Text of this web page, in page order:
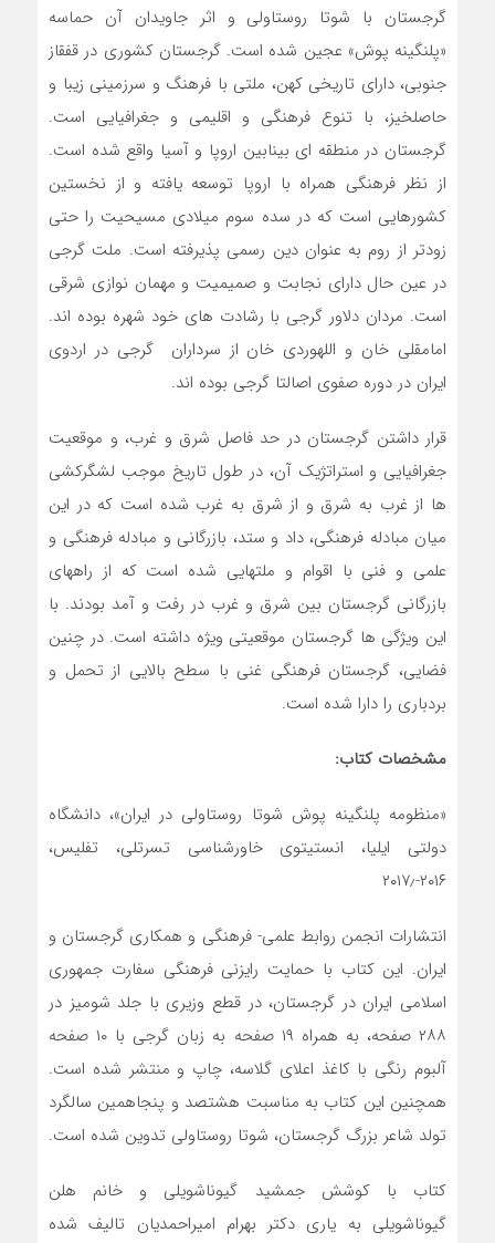
گرجستان با شوتا روستاولی و اثر جاویدان آن حماسه
«پلنگینه پوش» عجین شده است. گرجستان کشوری در قفقاز
جنوبی، دارای تاریخی کهن، ملتی با فرهنگ و سرزمینی زیبا و
حاصلخیز، با تنوع فرهنگی و اقلیمی و جغرافیایی است.
گرجستان در منطقه ای بینابین اروپا و آسیا واقع شده است.
از نظر فرهنگی همراه با اروپا توسعه یافته و از نخستین
کشورهایی است که در سده سوم میلادی مسیحیت را حتی
زودتر از روم به عنوان دین رسمی پذیرفته است. ملت گرجی
در عین حال دارای نجابت و صمیمیت و مهمان نوازی شرقی
است. مردان دلاور گرجی با رشادت های خود شهره بوده اند.
امامقلی خان و اللهوردی خان از سرداران گرجی در اردوی
ایران در دوره صفوی اصالتا گرجی بوده اند.
قرار داشتن گرجستان در حد فاصل شرق و غرب، و موقعیت
جغرافیایی و استراتژیک آن، در طول تاریخ موجب لشگرکشی
ها از غرب به شرق و از شرق به غرب شده است که در این
میان مبادله فرهنگی، داد و ستد، بازرگانی و مبادله فرهنگی و
علمی و فنی با اقوام و ملتهایی شده است که از راههای
بازرگانی گرجستان بین شرق و غرب در رفت و آمد بودند. با
این ویژگی ها گرجستان موقعیتی ویژه داشته است. در چنین
فضایی، گرجستان فرهنگی غنی با سطح بالایی از تحمل و
بردباری را دارا شده است.
مشخصات کتاب:
«منظومه پلنگینه پوش شوتا روستاولی در ایران»، دانشگاه
دولتی ایلیا، انستیتوی خاورشناسی تسرتلی، تفلیس،
۲۰۱۶-۲۰۱۷٫
انتشارات انجمن روابط علمی- فرهنگی و همکاری گرجستان و
ایران. این کتاب با حمایت رایزنی فرهنگی سفارت جمهوری
اسلامی ایران در گرجستان، در قطع وزیری با جلد شومیز در
۲۸۸ صفحه، به همراه ۱۹ صفحه به زبان گرجی با ۱۰ صفحه
آلبوم رنگی با کاغذ اعلای گلاسه، چاپ و منتشر شده است.
همچنین این کتاب به مناسبت هشتصد و پنجاهمین سالگرد
تولد شاعر بزرگ گرجستان، شوتا روستاولی تدوین شده است.
کتاب با کوشش جمشید گیوناشویلی و خانم هلن
گیوناشویلی به یاری دکتر بهرام امیراحمدیان تالیف شده